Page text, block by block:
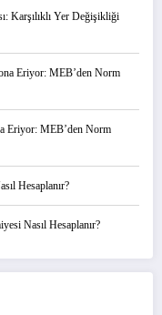
Karşılıklı Yer Değişikliği
Eriyor: MEB’den Norm
Eriyor: MEB’den Norm
Hesaplanır?
Nasıl Hesaplanır?